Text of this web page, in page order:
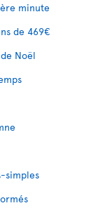
minute
de 469€
Noël
simples